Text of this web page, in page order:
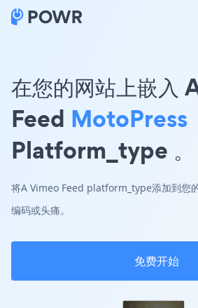
在您的网站上嵌入
Feed MotoPress
Platform_type 。
将A Vimeo Feed platform_type添加到您
编码或头痛。
免费开始